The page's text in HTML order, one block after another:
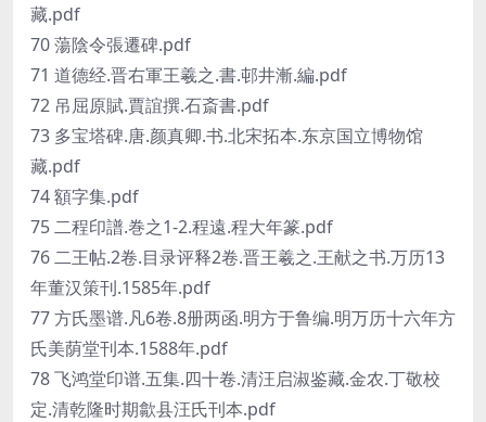
藏.pdf
70 蕩陰令張遷碑.pdf
71 道德经.晋右軍王羲之.書.邨井漸.編.pdf
72 吊屈原賦.賈誼撰.石斎書.pdf
73 多宝塔碑.唐.颜真卿.书.北宋拓本.东京国立博物馆
藏.pdf
74 額字集.pdf
75 二程印譜.巻之1-2.程遠.程大年篆.pdf
76 二王帖.2卷.目录评释2卷.晋王羲之.王献之书.万历13
年董汉策刊.1585年.pdf
77 方氏墨谱.凡6卷.8册两函.明方于鲁编.明万历十六年方
氏美荫堂刊本.1588年.pdf
78 飞鸿堂印谱.五集.四十卷.清汪启淑鉴藏.金农.丁敬校
定.清乾隆时期歙县汪氏刊本.pdf